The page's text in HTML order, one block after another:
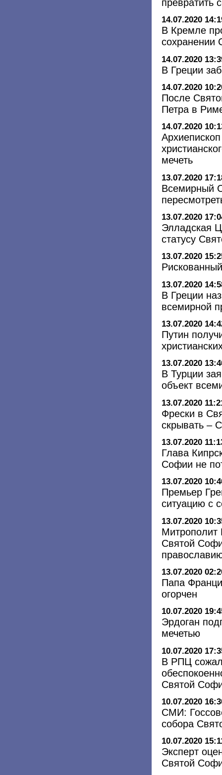
превратить
14.07.2020
В Кремле
сохранении
14.07.2020
В Греции
14.07.2020
После
Петра в
14.07.2020
мечеть
13.07.2020
Всемирный
13.07.2020
Элладская
статусу
13.07.2020
13.07.2020
В Греции
всемирной
13.07.2020
Путин
13.07.2020
В Турции
объект
13.07.2020
Фрески в
скрывать –
13.07.2020
Глава
Софии не
13.07.2020
Премьер
ситуацию с
13.07.2020
Святой
13.07.2020
Папа
огорчен
10.07.2020
Эрдоган
мечетью
10.07.2020
В РПЦ
Святой
10.07.2020
СМИ:
собора
10.07.2020
Эксперт
Святой